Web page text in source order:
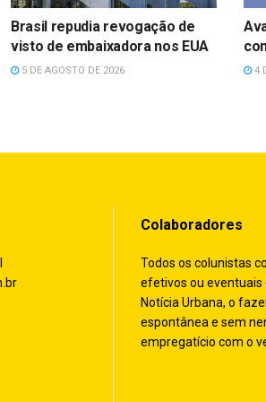
Brasil repudia revogação de
visto de embaixadora nos EUA
5 DE AGOSTO DE 2026 4
Colaboradores
Todos os colunistas
efetivos ou eventuais
Notícia Urbana, o
espontânea e sem
empregatício com o